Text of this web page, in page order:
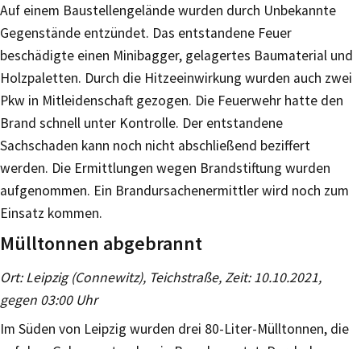
Auf einem Baustellengelände wurden durch Unbekannte
Gegenstände entzündet. Das entstandene Feuer
beschädigte einen Minibagger, gelagertes Baumaterial und
Holzpaletten. Durch die Hitzeeinwirkung wurden auch zwei
Pkw in Mitleidenschaft gezogen. Die Feuerwehr hatte den
Brand schnell unter Kontrolle. Der entstandene
Sachschaden kann noch nicht abschließend beziffert
werden. Die Ermittlungen wegen Brandstiftung wurden
aufgenommen. Ein Brandursachenermittler wird noch zum
Einsatz kommen.
Mülltonnen abgebrannt
Ort: Leipzig (Connewitz), Teichstraße, Zeit: 10.10.2021,
gegen 03:00 Uhr
Im Süden von Leipzig wurden drei 80-Liter-Mülltonnen, die